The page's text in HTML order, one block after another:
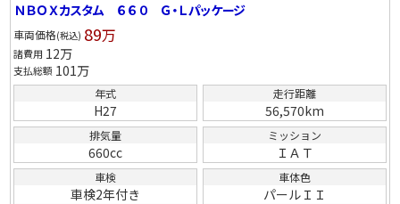
ＮＢＯＸカスタム ６６０ Ｇ・Ｌパッケージ
車両価格(税込) 89万
諸費用 12万
支払総額 101万
年式
H27
走行距離
56,570km
排気量
660cc
ミッション
ＩＡＴ
車検
車検2年付き
車体色
パールＩＩ